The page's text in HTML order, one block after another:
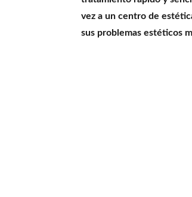
vez a un centro de
sus problemas estéticos